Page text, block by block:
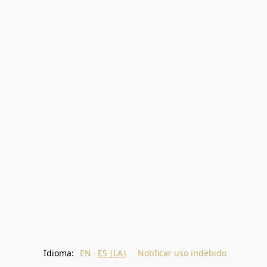
Idioma: EN ES (LA) Notificar uso indebido